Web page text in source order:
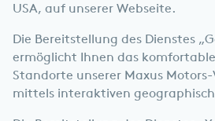
USA, auf unserer Webseite.
Die Bereitstellung des Dienstes
ermöglicht Ihnen das
Standorte unserer Maxus
mittels interaktiven